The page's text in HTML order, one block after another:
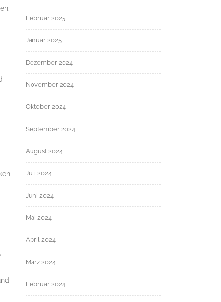
Februar 2025
Januar 2025
Dezember 2024
November 2024
Oktober 2024
September 2024
August 2024
Juli 2024
Juni 2024
Mai 2024
April 2024
März 2024
Februar 2024